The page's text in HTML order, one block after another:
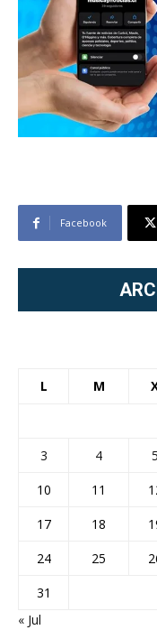
Facebook
L M
3
4 5
10
11
17
18
24
25
31
« Jul